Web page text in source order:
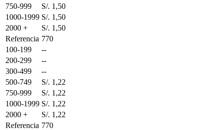
750-999
S/. 1,50
1000-1999 S/. 1,50
2000 +
S/. 1,50
Referencia 770
100-199
--
200-299
--
300-499
--
500-749
S/. 1,22
750-999
S/. 1,22
1000-1999 S/. 1,22
2000 +
S/. 1,22
Referencia 770